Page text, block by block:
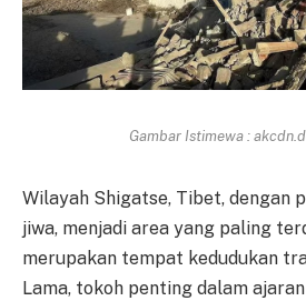
Gambar Istimewa :
Wilayah Shigatse, Tibet, dengan
jiwa, menjadi area yang paling
merupakan tempat kedudukan
Lama, tokoh penting dalam